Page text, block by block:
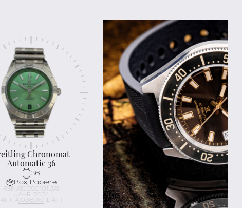
Chronomat
Automatic 36
36
Box, Papiere
REF. A10380101L1A1
JAHR: 2024
ART. A10380101L1A1_1